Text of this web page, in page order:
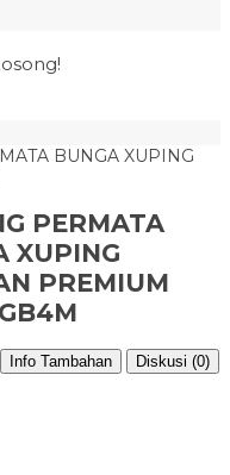
BUNGA XUPING
PERMATA
XUPING
PREMIUM
Info Tambahan Diskusi (0)